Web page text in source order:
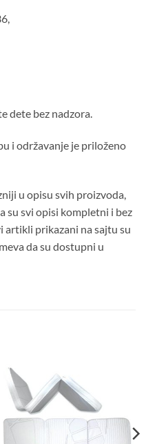
dete bez nadzora.
i održavanje je priloženo
u opisu svih proizvoda,
su svi opisi kompletni i bez
artikli prikazani na sajtu su
da su dostupni u